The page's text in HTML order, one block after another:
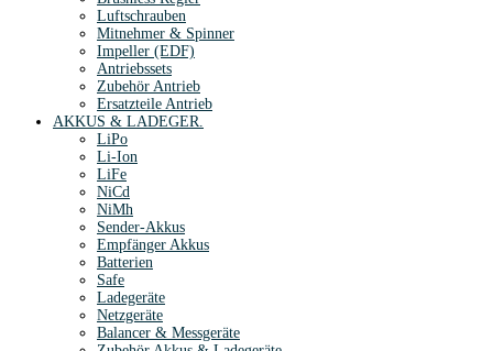
Luftschrauben
Mitnehmer & Spinner
Impeller (EDF)
Antriebssets
Zubehör Antrieb
Ersatzteile Antrieb
AKKUS & LADEGER.
LiPo
Li-Ion
LiFe
NiCd
NiMh
Sender-Akkus
Empfänger Akkus
Batterien
Safe
Ladegeräte
Netzgeräte
Balancer & Messgeräte